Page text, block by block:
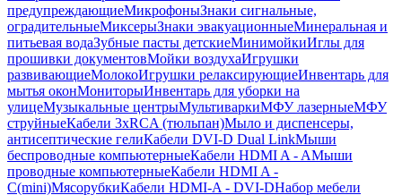
предупреждающиеМикрофоныЗнаки сигнальные,
оградительныеМиксерыЗнаки эвакуационныеМинеральная и
питьевая водаЗубные пасты детскиеМинимойкиИглы для
прошивки документовМойки воздухаИгрушки
развивающиеМолокоИгрушки релаксирующиеИнвентарь для
мытья оконМониторыИнвентарь для уборки на
улицеМузыкальные центрыМультиваркиМФУ лазерныеМФУ
струйныеКабели 3xRCA (тюльпан)Мыло и диспенсеры,
антисептические гелиКабели DVI-D Dual LinkМыши
беспроводные компьютерныеКабели HDMI A - AМыши
проводные компьютерныеКабели HDMI A -
C(mini)МясорубкиКабели HDMI-A - DVI-DНабор мебели